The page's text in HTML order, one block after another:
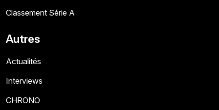
Classement Série A
Autres
Actualités
Interviews
CHRONO